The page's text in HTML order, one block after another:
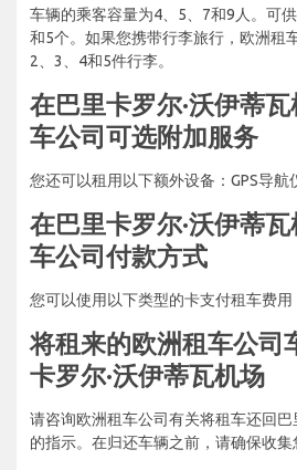
车辆的乘客容量为4、5、7和9人。可
和5个。如果您携带行李旅行，欧洲租
2、3、4和5件行李。
在巴里卡罗尔·沃伊蒂
车公司可选附加服务
您还可以租用以下额外设备：GPS导航
在巴里卡罗尔·沃伊蒂
车公司付款方式
您可以使用以下类型的卡支付租车费用
将租来的欧洲租车公司
卡罗尔·沃伊蒂瓦机场
请咨询欧洲租车公司有关将租车还回巴
的指示。在归还车辆之前，请确保收集